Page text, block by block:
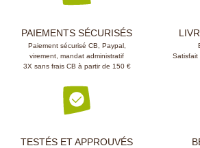
PAIEMENTS SÉCURISÉS
Paiement sécurisé CB, Paypal,
virement, mandat administratif
3X sans frais CB à partir de 150 €
Satisfait
TESTÉS ET APPROUVÉS